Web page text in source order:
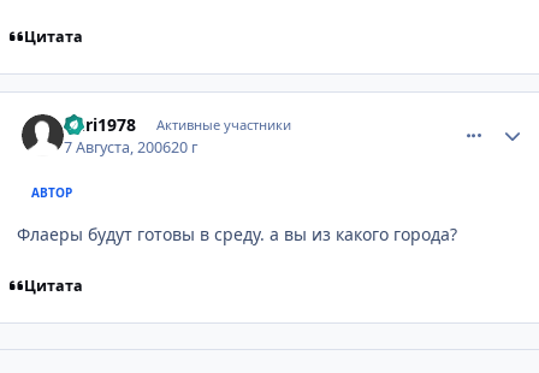
Цитата
nuri1978 Активные участники
7 Августа, 200620 г
АВТОР
Флаеры будут готовы в среду. а вы из какого города?
Цитата